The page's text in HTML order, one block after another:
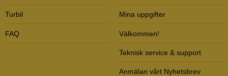
Turbil
FAQ
Mina uppgifter
Välkommen!
Teknisk service & support
Anmälan vårt Nyhetsbrev